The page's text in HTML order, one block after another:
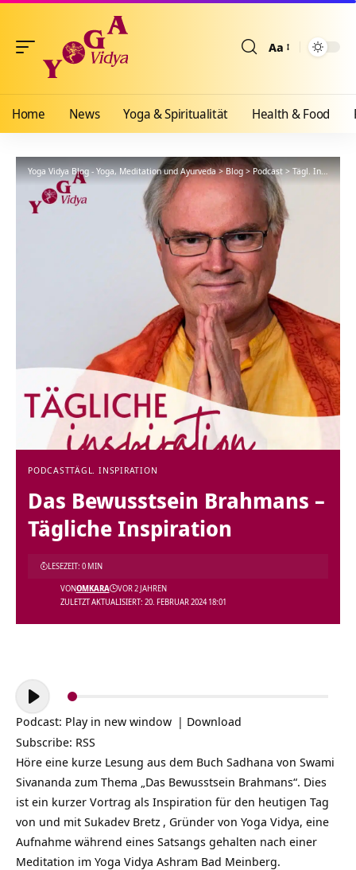
Aa
Home News Yoga & Spiritualität Health & Food
Yoga Vidya Blog - Yoga, Meditation und Ayurveda>Blog>Podcast>Tägl. Inspiration
PODCASTTÄGL. INSPIRATION
Das Bewusstsein Brahmans –
Tägliche Inspiration
ZULETZT AKTUALISIERT: 20. FEBRUAR 2024 18:01
VONOMKARA VOR 2 JAHREN
LESEZEIT: 0 MIN
Audio-
Player
Podcast: Play in new window | Download
Subscribe: RSS
Höre eine kurze Lesung aus dem Buch Sadhana von Swami
Sivananda zum Thema „Das Bewusstsein Brahmans“. Dies
ist ein kurzer Vortrag als Inspiration für den heutigen Tag
von und mit Sukadev Bretz , Gründer von Yoga Vidya, eine
Aufnahme während eines Satsangs gehalten nach einer
Meditation im Yoga Vidya Ashram Bad Meinberg.